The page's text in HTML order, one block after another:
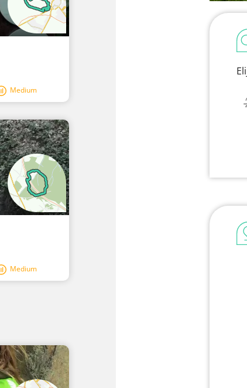
Medium
Medium